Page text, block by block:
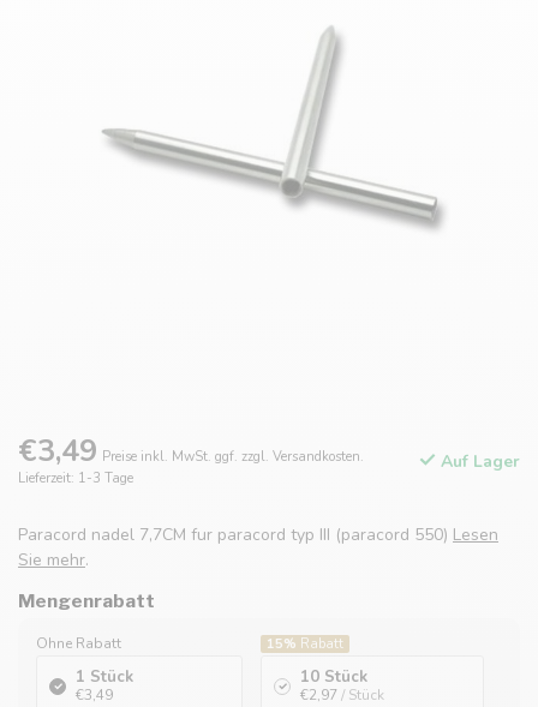
€3,49 Preise inkl. MwSt. ggf. zzgl. Versandkosten.
Lieferzeit: 1-3 Tage
Auf Lager
Paracord nadel 7,7CM fur paracord typ III (paracord 550) Lesen
Sie mehr.
Mengenrabatt
Ohne Rabatt
1 Stück
€3,49
15% Rabatt
10 Stück
€2,97/ Stück